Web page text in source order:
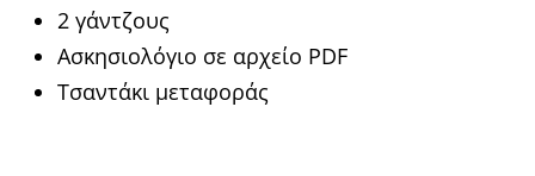
2 γάντζους
Ασκησιολόγιο σε αρχείο PDF
Τσαντάκι μεταφοράς